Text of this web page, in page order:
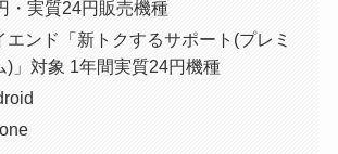
・実質24円販売機種
エンド「新トクするサポート(プレミ
)」対象 1年間実質24円機種